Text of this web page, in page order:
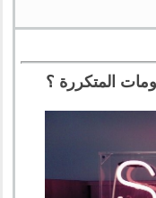
المتكررة ؟